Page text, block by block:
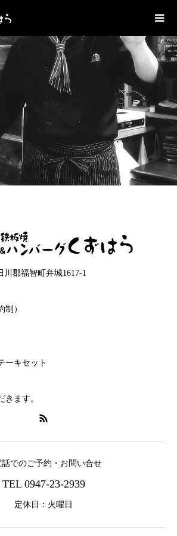
郡福智町弁城1617-1
制）
ーキセット
ます。
話でのご予約・お問い合せ
TEL 0947-23-2939
定休日：火曜日